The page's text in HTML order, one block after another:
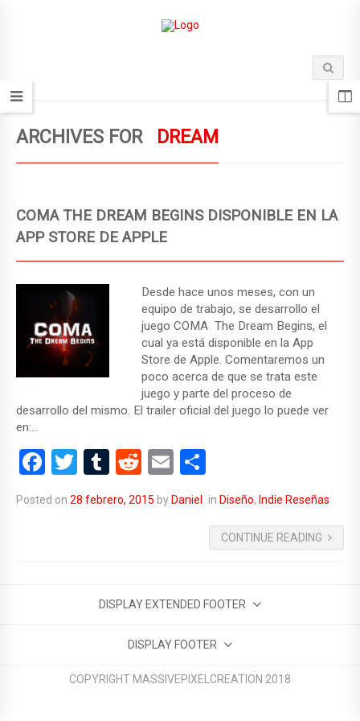
ARCHIVES FOR DREAM
COMA THE DREAM BEGINS DISPONIBLE EN LA
APP STORE DE APPLE
Desde hace unos meses, con un
equipo de trabajo, se desarrollo el
juego COMA The Dream Begins, el
cual ya está disponible en la App
Store de Apple. Comentaremos un
poco acerca de que se trata este
juego y parte del proceso de
desarrollo del mismo. El trailer oficial del juego lo puede ver
en:…
F
a
ce
T
wi
tt
T
m
R
e
d
E
m
ail
o
m
Posted on 28 febrero, 2015 by Daniel in Diseño, Indie Reseñas
CONTINUE READING
DISPLAY EXTENDED FOOTER
DISPLAY FOOTER
COPYRIGHT MASSIVEPIXELCREATION 2018